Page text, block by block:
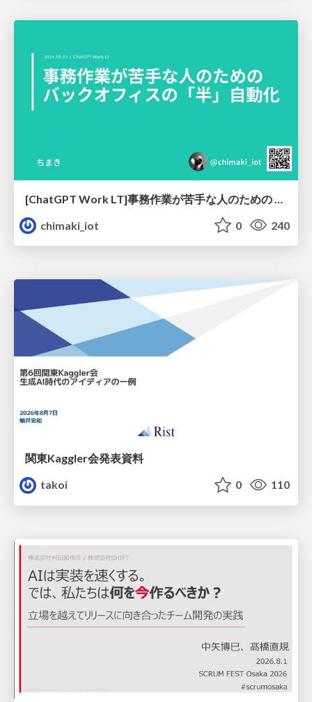
chimaki_iot
0 240
関東Kaggler会発表資料
takoi
0 110